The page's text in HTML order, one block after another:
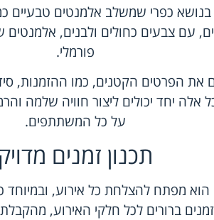
כפרי שמשלב אלמנטים טבעיים
עם צבעים כחולים ולבנים, אלמנטים
פורמלי.
את הפרטים הקטנים, כמו ההזמנות,
אלה יחד יכולים ליצור חוויה שלמה
על כל המשתתפים.
תכנון זמנים מדויק
הוא מפתח להצלחת כל אירוע,
ברורים לכל חלקי האירוע,